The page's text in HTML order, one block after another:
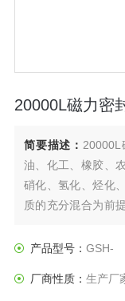
20000L磁力密
简要描述：
油、化工、橡胶、
硝化、氢化、烃化
质的充分混合为前
果，是化工，制药
产品型号： GSH-
厂商性质： 生产厂